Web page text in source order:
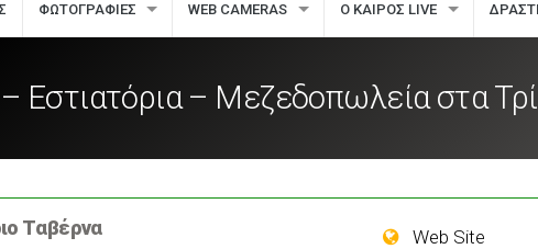
ΦΩΤΟΓΡΑΦΊΕΣ WEB CAMERAS Ο ΚΑΙΡΌΣ LIVE
Εστιατόρια – Μεζεδοπωλεία στα
Ταβέρνα Web Site